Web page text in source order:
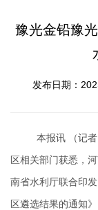
豫光金铅豫
发布日期：
本报讯 （记
区相关部门获悉，
南省水利厅联合印
区遴选结果的通知